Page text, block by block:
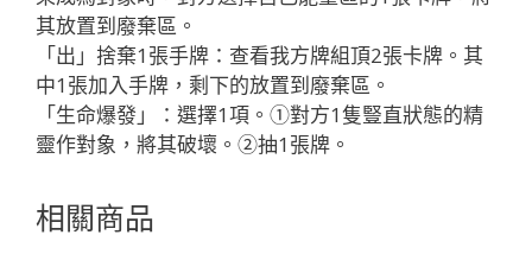
ド
「紅
色
精
靈
SR
羅：
其放置到廢棄區。
「出」捨棄1張手牌：查看我方牌組頂2張卡牌。其
中1張加入手牌，剩下的放置到廢棄區。
「生命爆發」：選擇1項。①對方1隻豎直狀態的精
靈作對象，將其破壞。②抽1張牌。
相關商品